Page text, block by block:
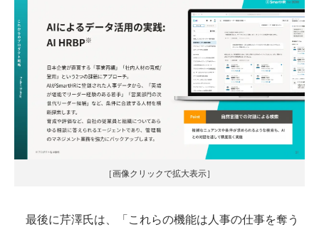
［画像クリックで拡大表示］
最後に芹澤氏は、「これらの機能は人事の仕事を奪う